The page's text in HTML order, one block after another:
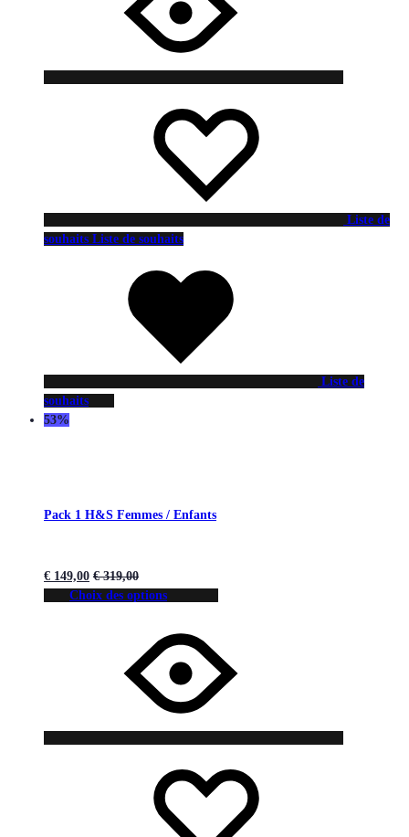
Liste de
souhaits Liste de souhaits
Liste de
souhaits
53%
Pack 1 H&S Femmes / Enfants
€ 149,00 €319,00
Choix des options